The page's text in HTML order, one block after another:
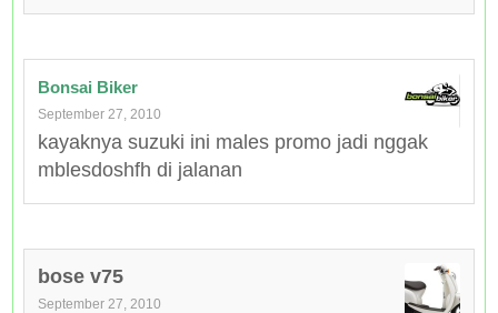
Bonsai Biker
September 27, 2010
kayaknya suzuki ini males promo jadi nggak
mblesdoshfh di jalanan
bose v75
September 27, 2010